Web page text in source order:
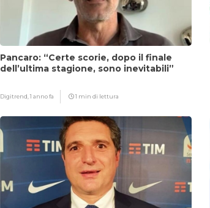
Pancaro: “Certe scorie, dopo il finale
dell’ultima stagione, sono inevitabili”
Digitrend,1 anno fa 1 min di lettura